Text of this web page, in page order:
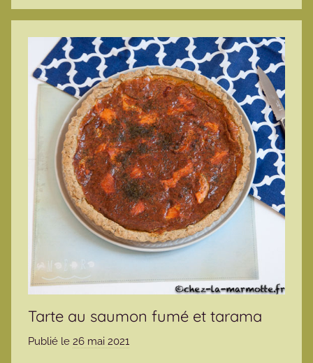
Tarte au saumon fumé et tarama
Publié le 26 mai 2021